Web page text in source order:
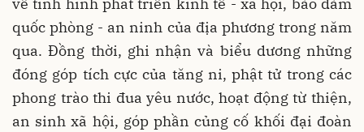
về tình hình phát triển kinh tế - xã hội, bảo đảm
quốc phòng - an ninh của địa phương trong năm
qua. Đồng thời, ghi nhận và biểu dương những
đóng góp tích cực của tăng ni, phật tử trong các
phong trào thi đua yêu nước, hoạt động từ thiện,
an sinh xã hội, góp phần củng cố khối đại đoàn